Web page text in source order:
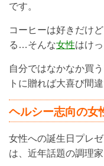
です。
コーヒーは好きだけ
る…そんな女性はけ
自分ではなかなか買
トに贈れば大喜び間
ヘルシー志向の女
女性への誕生日プレ
は、近年話題の調理